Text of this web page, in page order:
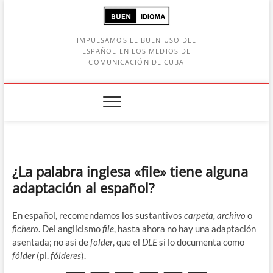
IMPULSAMOS EL BUEN USO DEL
ESPAÑOL EN LOS MEDIOS DE
COMUNICACIÓN DE CUBA
¿La palabra inglesa «file» tiene alguna
adaptación al español?
En español, recomendamos los sustantivos carpeta, archivo o
fichero. Del anglicismofile, hasta ahora no hay una adaptación
asentada; no así defolder, que el DLEsí lo documenta como
fólder(pl.fólderes).